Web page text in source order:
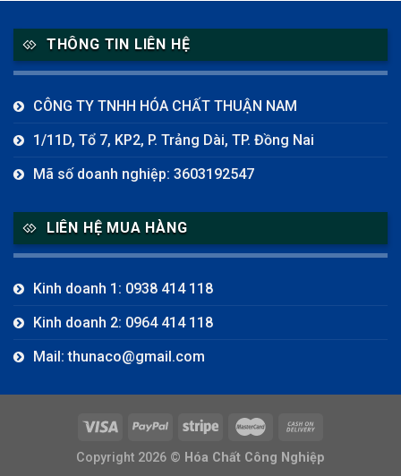
THÔNG TIN LIÊN HỆ
CÔNG TY TNHH HÓA CHẤT THUẬN NAM
1/11D, Tổ 7, KP2, P. Trảng Dài, TP. Đồng Nai
Mã số doanh nghiệp: 3603192547
LIÊN HỆ MUA HÀNG
Kinh doanh 1: 0938 414 118
Kinh doanh 2: 0964 414 118
Mail: thunaco@gmail.com
Copyright 2026 © Hóa Chất Công Nghiệp